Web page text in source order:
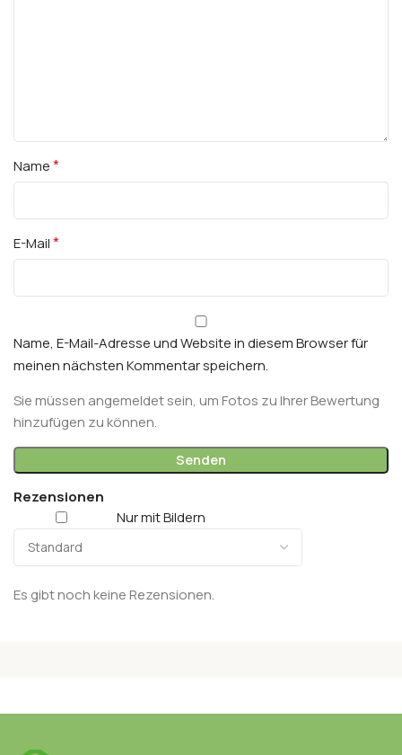
Rezensionen
Nur mit Bildern
Es gibt noch keine Rezensionen.
Name*
E-Mail*
Name, E-Mail-Adresse und Website in diesem Browser für
meinen nächsten Kommentar speichern.
Sie müssen angemeldet sein, um Fotos zu Ihrer Bewertung
hinzufügen zu können.